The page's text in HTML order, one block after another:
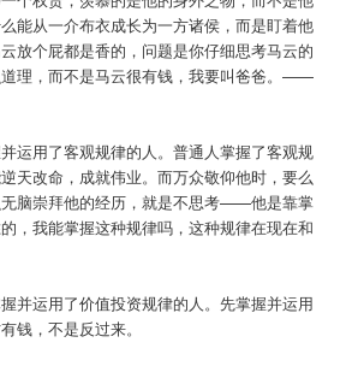
能从一介布衣成长为一方诸侯，而是盯着他
放个屁都是香的，问题是你仔细思考马云的
理，而不是马云很有钱，我要叫爸爸。——
运用了客观规律的人。普通人掌握了客观规
天改命，成就伟业。而万众敬仰他时，要么
脑崇拜他的经历，就是不思考——他是靠掌
，我能掌握这种规律吗，这种规律在现在和
并运用了价值投资规律的人。先掌握并运用
钱，不是反过来。